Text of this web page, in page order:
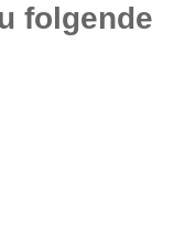
folgende